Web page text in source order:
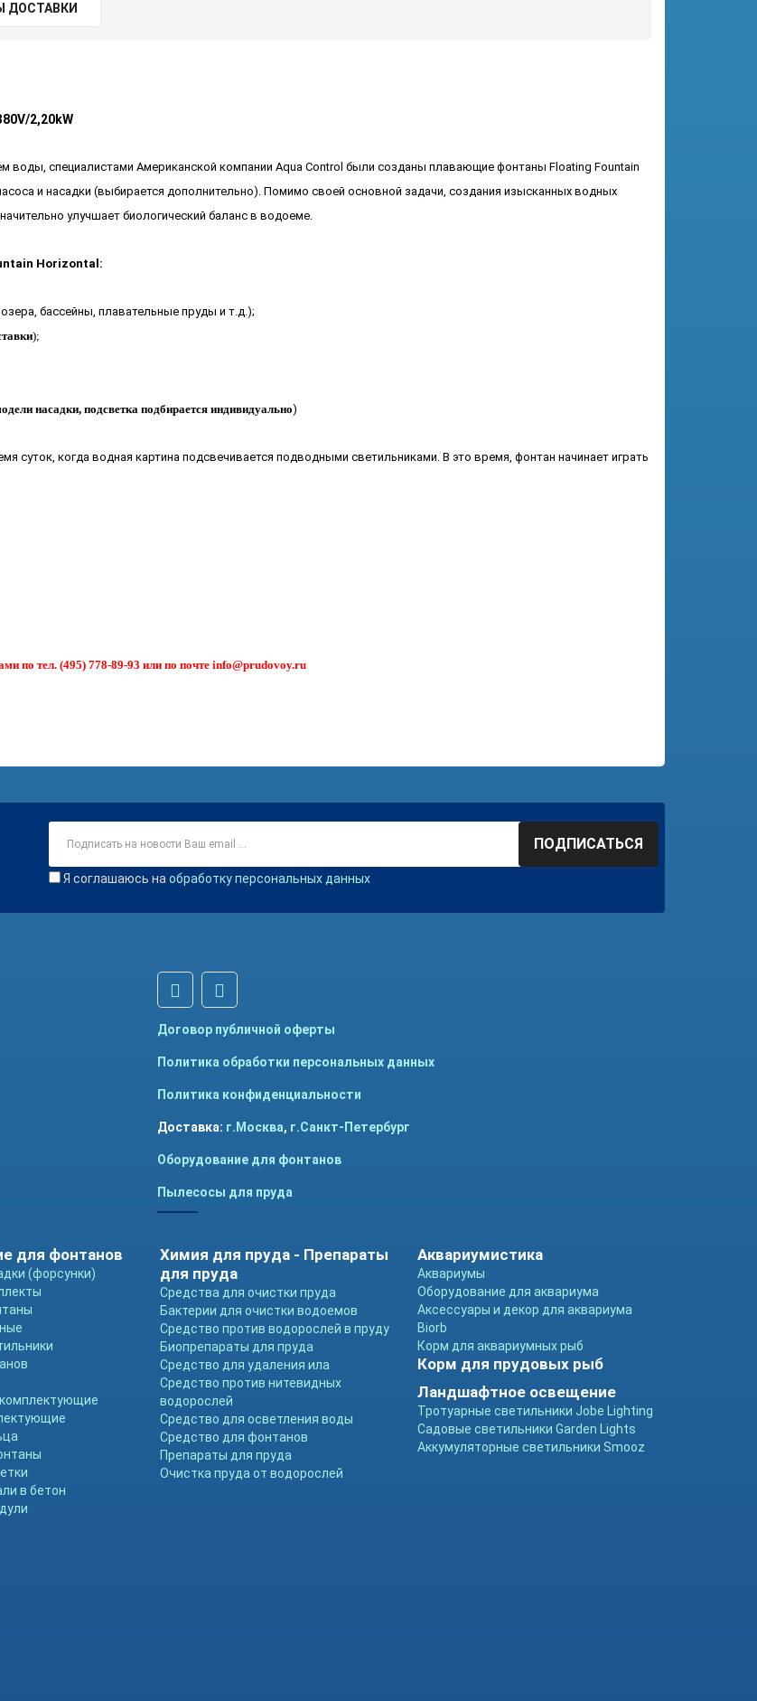
ДОСТАВКИ
2,20kW
воды, специалистами Американской компании Aqua Control были созданы плавающие фонтаны Floating Fountain
и насадки (выбирается дополнительно). Помимо своей основной задачи, создания изысканных водных
улучшает биологический баланс в водоеме.
Horizontal:
бассейны, плавательные пруды и т.д.);
);
насадки, подсветка подбирается индивидуально)
суток, когда водная картина подсвечивается подводными светильниками. В это время, фонтан начинает играть
по тел. (495) 778-89-93 или по почте info@prudovoy.ru
ПОДПИСАТЬСЯ
Я соглашаюсь на обработку персональных данных
Договор публичной оферты
Политика обработки персональных данных
Политика конфиденциальности
Доставка: г.Москва, г.Санкт-Петербург
Оборудование для фонтанов
Пылесосы для пруда
для фонтанов
(форсунки)
в бетон
Химия для пруда - Препараты
для пруда
Средства для очистки пруда
Бактерии для очистки водоемов
Средство против водорослей в пруду
Биопрепараты для пруда
Средство для удаления ила
Средство против нитевидных
водорослей
Средство для осветления воды
Средство для фонтанов
Препараты для пруда
Очистка пруда от водорослей
Аквариумистика
Аквариумы
Оборудование для аквариума
Аксессуары и декор для аквариума
Biorb
Корм для аквариумных рыб
Корм для прудовых рыб
Ландшафтное освещение
Тротуарные светильники Jobe Lighting
Садовые светильники Garden Lights
Аккумуляторные светильники Smooz